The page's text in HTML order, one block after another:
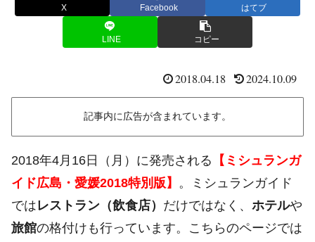
X Facebook はてブ
LINE コピー
2018.04.18 2024.10.09
記事内に広告が含まれています。
2018年4月16日（月）に発売される 【ミシュランガ
イド広島・愛媛2018特別版】 。ミシュランガイド
ではレストラン（飲食店） だけではなく、 ホテルや
旅館の格付けも行っています。こちらのページでは